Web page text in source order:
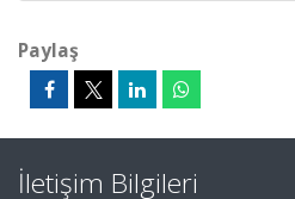
Paylaş
İletişim Bilgileri